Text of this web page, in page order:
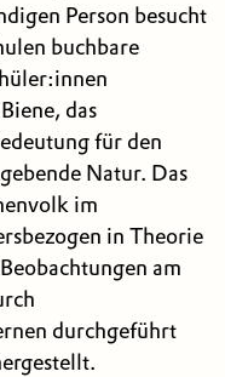
Person besucht
buchbare
das
für den
Natur. Das
im
in Theorie
am
durchgeführt